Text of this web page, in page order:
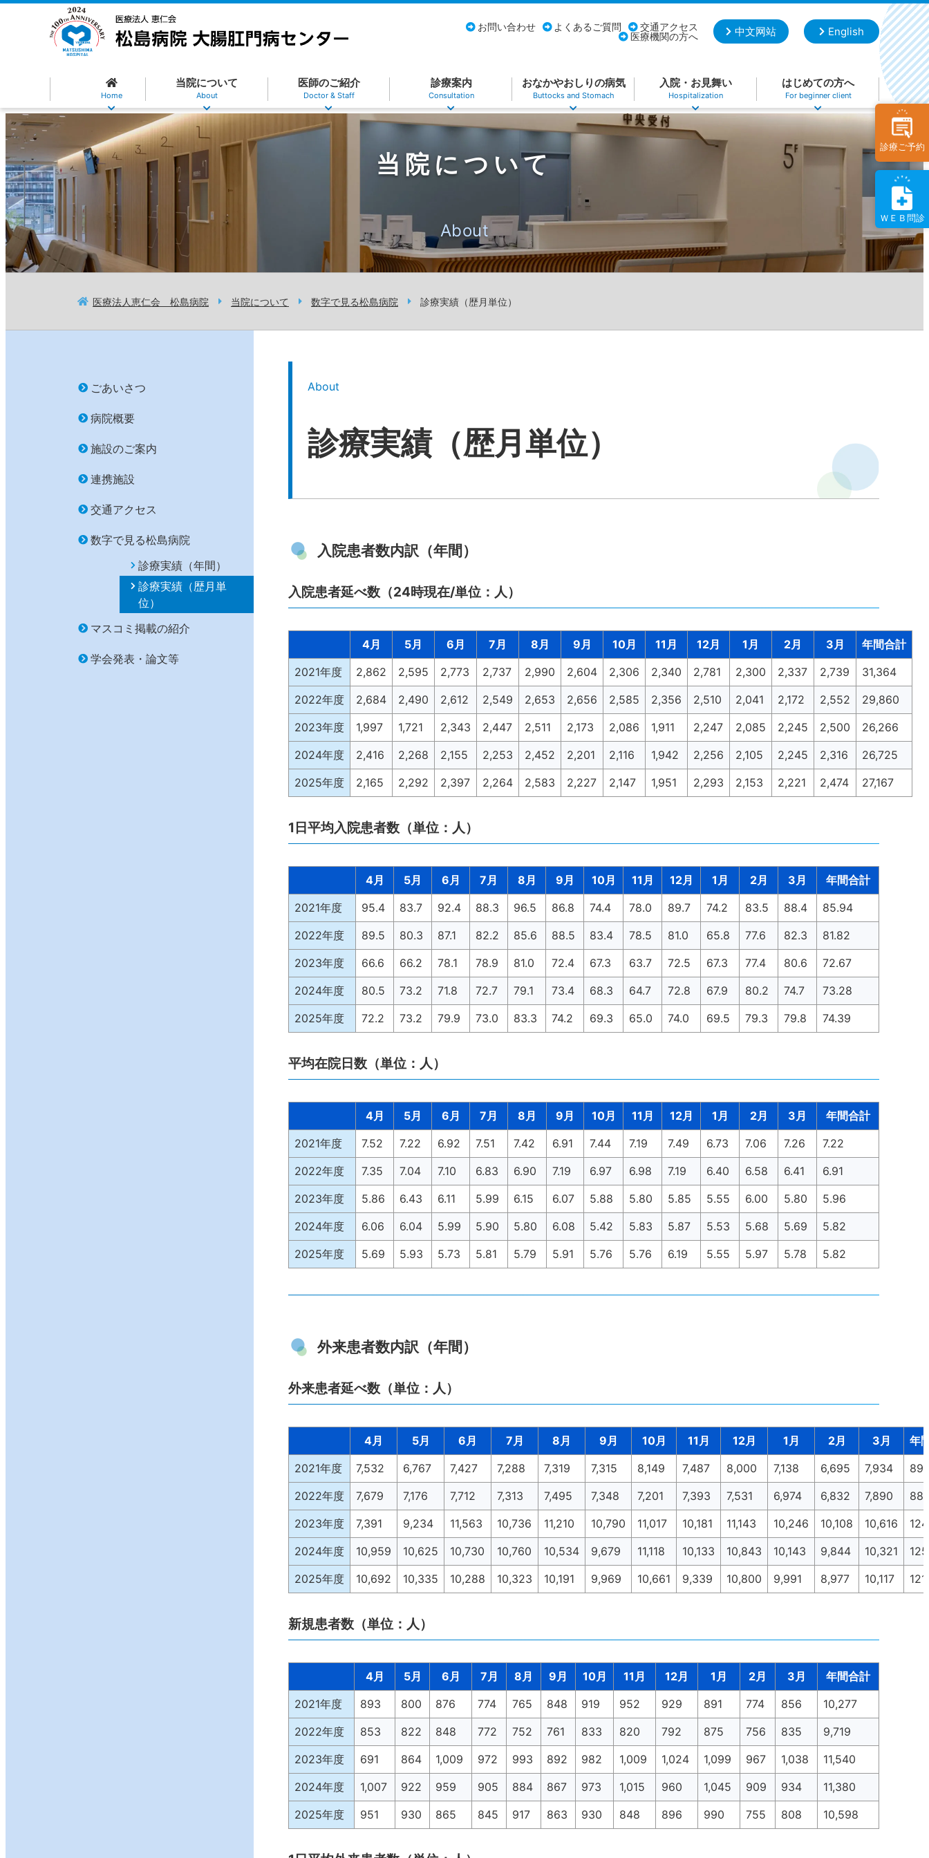
お問い合わせ よくあるご質問
交通アクセス
医療機関の方へ
中文网站 English
Home
当院について
About
医師のご紹介
Doctor & Staff
診療案内
Consultation
おなかやおしりの病気
Buttocks and Stomach
入院・お見舞い
Hospitalization
はじめての方へ
For beginner client
当院について
About
医療法人恵仁会 松島病院 当院について 数字で見る松島病院 診療実績（歴月単位）
About
診療実績（歴月単位）
入院患者数内訳（年間）
入院患者延べ数（24時現在/単位：人）
4月 5月 6月 7月 8月 9月 10月 11月 12月 1月 2月 3月
年間合計
2021年度
2,862 2,595 2,773 2,737 2,990 2,604 2,306 2,340 2,781 2,300 2,337 2,739
31,364
2022年度
2,684 2,490 2,612 2,549 2,653 2,656 2,585 2,356 2,510 2,041 2,172 2,552
29,860
2023年度
1,997 1,721 2,343 2,447 2,511 2,173 2,086 1,911 2,247 2,085 2,245 2,500
26,266
2024年度
2,416 2,268 2,155 2,253 2,452 2,201 2,116 1,942 2,256 2,105 2,245 2,316
26,725
2025年度
2,165 2,292 2,397 2,264 2,583 2,227 2,147 1,951 2,293 2,153 2,221 2,474 27,167
1日平均入院患者数（単位：人）
4月 5月 6月 7月 8月 9月 10月 11月 12月 1月 2月 3月
年間合計
2021年度
95.4 83.7 92.4 88.3 96.5 86.8 74.4 78.0 89.7 74.2 83.5 88.4
85.94
2022年度
89.5 80.3 87.1 82.2 85.6 88.5 83.4 78.5 81.0 65.8 77.6 82.3
81.82
2023年度
66.6 66.2 78.1 78.9 81.0 72.4 67.3 63.7 72.5 67.3 77.4 80.6
72.67
2024年度
80.5 73.2 71.8 72.7 79.1 73.4 68.3 64.7 72.8 67.9 80.2 74.7
73.28
2025年度
72.2 73.2 79.9 73.0 83.3 74.2 69.3 65.0 74.0 69.5 79.3 79.8 74.39
平均在院日数（単位：人）
4月 5月 6月 7月 8月 9月 10月 11月 12月 1月 2月 3月
年間合計
2021年度
7.52 7.22 6.92 7.51 7.42 6.91 7.44 7.19 7.49 6.73 7.06 7.26
7.22
2022年度
7.35 7.04 7.10 6.83 6.90 7.19 6.97 6.98 7.19 6.40 6.58 6.41
6.91
2023年度
5.86 6.43 6.11 5.99 6.15 6.07 5.88 5.80 5.85 5.55 6.00 5.80
5.96
2024年度
6.06 6.04 5.99 5.90 5.80 6.08 5.42 5.83 5.87 5.53 5.68 5.69
5.82
2025年度
5.69 5.93 5.73 5.81 5.79 5.91 5.76 5.76 6.19 5.55 5.97 5.78 5.82
外来患者数内訳（年間）
外来患者延べ数（単位：人）
4月 5月 6月 7月 8月 9月 10月 11月 12月 1月 2月 3月
年
2021年度
7,532 6,767 7,427 7,288 7,319 7,315 8,149 7,487 8,000 7,138 6,695 7,934
2022年度
7,679 7,176 7,712 7,313 7,495 7,348 7,201 7,393 7,531 6,974 6,832 7,890
2023年度
7,391 9,234 11,563 10,736 11,210 10,790 11,017 10,181 11,143 10,246 10,108 10,616
2024年度
10,959 10,625 10,730 10,760 10,534 9,679 11,118 10,133 10,843 10,143 9,844 10,321
2025年度
10,692 10,335 10,288 10,323 10,191 9,969 10,661 9,339 10,800 9,991 8,977 10,117
新規患者数（単位：人）
4月 5月 6月 7月 8月 9月 10月 11月 12月 1月 2月 3月
年間合計
2021年度
893 800 876 774 765 848 919 952 929 891 774 856
10,277
2022年度
853 822 848 772 752 761 833 820 792 875 756 835
9,719
2023年度
691 864 1,009 972 993 892 982 1,009 1,024 1,099 967 1,038
11,540
2024年度
1,007 922 959 905 884 867 973 1,015 960 1,045 909 934
11,380
2025年度
951 930 865 845 917 863 930 848 896 990 755 808 10,598
ごあいさつ
病院概要
施設のご案内
連携施設
交通アクセス
数字で見る松島病院
診療実績（年間）
診療実績（歴月単
位）
マスコミ掲載の紹介
学会発表・論文等
診療ご予約
ＷＥＢ問診